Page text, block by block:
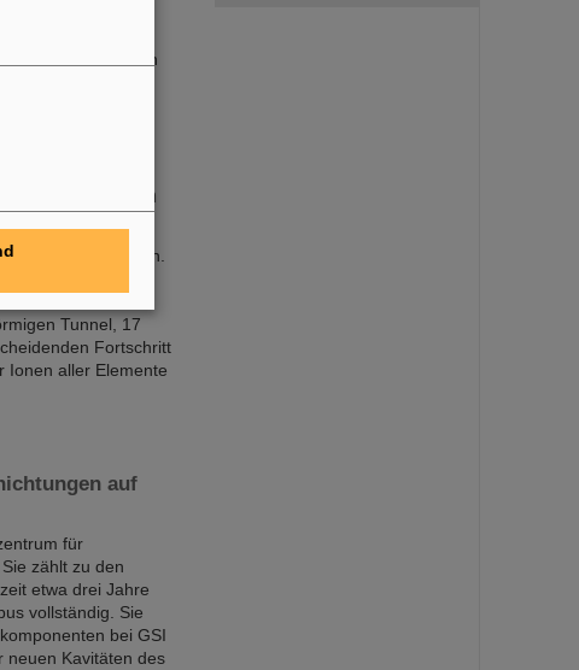
Hörsaal von
wie
einen Einwahllink in
erfolgreich im
ist gefallen.
Tunnel, 17
Fortschritt
Ionen aller Elemente
auf
für
zählt zu den
etwa drei Jahre
vollständig. Sie
bei GSI
neuen Kavitäten des